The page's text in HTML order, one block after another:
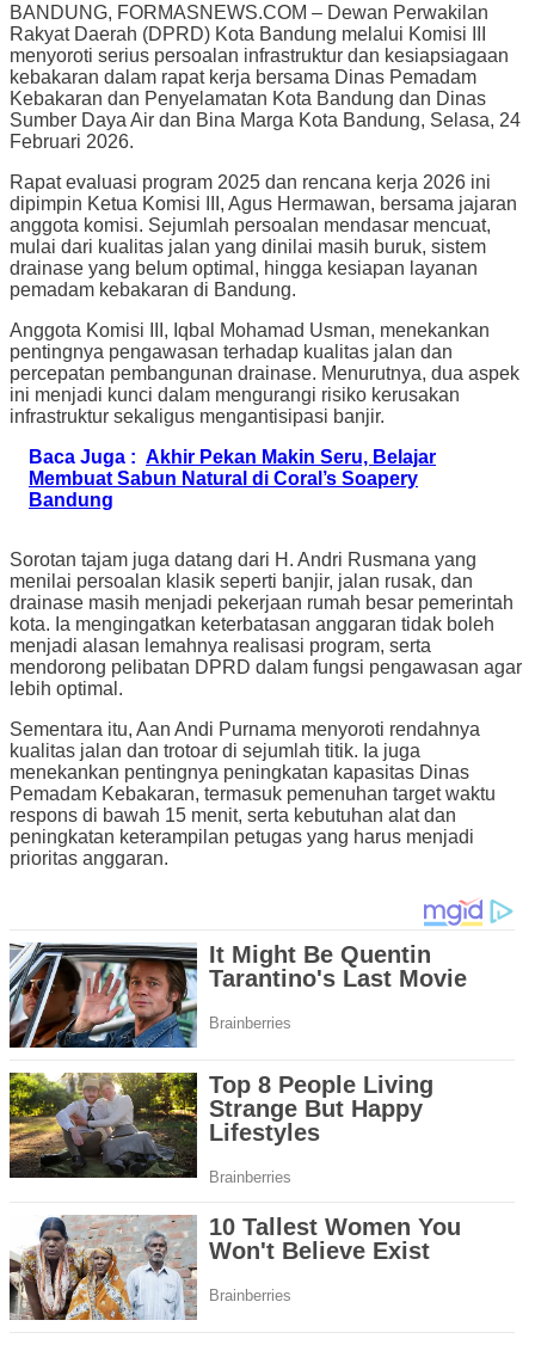
BANDUNG, FORMASNEWS.COM – Dewan Perwakilan
Rakyat Daerah (DPRD) Kota Bandung melalui Komisi III
menyoroti serius persoalan infrastruktur dan kesiapsiagaan
kebakaran dalam rapat kerja bersama Dinas Pemadam
Kebakaran dan Penyelamatan Kota Bandung dan Dinas
Sumber Daya Air dan Bina Marga Kota Bandung, Selasa, 24
Februari 2026.
Rapat evaluasi program 2025 dan rencana kerja 2026 ini
dipimpin Ketua Komisi III, Agus Hermawan, bersama jajaran
anggota komisi. Sejumlah persoalan mendasar mencuat,
mulai dari kualitas jalan yang dinilai masih buruk, sistem
drainase yang belum optimal, hingga kesiapan layanan
pemadam kebakaran di Bandung.
Anggota Komisi III, Iqbal Mohamad Usman, menekankan
pentingnya pengawasan terhadap kualitas jalan dan
percepatan pembangunan drainase. Menurutnya, dua aspek
ini menjadi kunci dalam mengurangi risiko kerusakan
infrastruktur sekaligus mengantisipasi banjir.
Baca Juga : Akhir Pekan Makin Seru, Belajar
Membuat Sabun Natural di Coral’s Soapery
Bandung
Sorotan tajam juga datang dari H. Andri Rusmana yang
menilai persoalan klasik seperti banjir, jalan rusak, dan
drainase masih menjadi pekerjaan rumah besar pemerintah
kota. Ia mengingatkan keterbatasan anggaran tidak boleh
menjadi alasan lemahnya realisasi program, serta
mendorong pelibatan DPRD dalam fungsi pengawasan agar
lebih optimal.
Sementara itu, Aan Andi Purnama menyoroti rendahnya
kualitas jalan dan trotoar di sejumlah titik. Ia juga
menekankan pentingnya peningkatan kapasitas Dinas
Pemadam Kebakaran, termasuk pemenuhan target waktu
respons di bawah 15 menit, serta kebutuhan alat dan
peningkatan keterampilan petugas yang harus menjadi
prioritas anggaran.